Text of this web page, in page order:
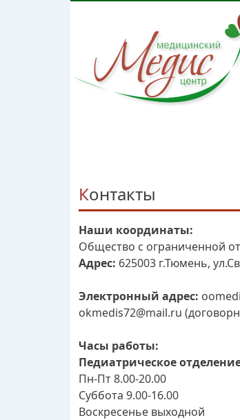
Контакты
Наши координаты:
Общество с ограниченной
Адрес: 625003 г.Тюмень,
Электронный адрес:
okmedis72@mail.ru
Часы работы:
Педиатрическое
Пн-Пт 8.00-20.00
Суббота 9.00-16.00
Воскресенье выходной